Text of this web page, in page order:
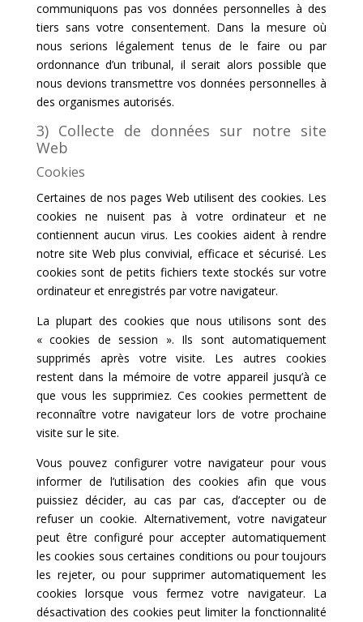
communiquons pas vos données personnelles à des
tiers sans votre consentement. Dans la mesure où
nous serions légalement tenus de le faire ou par
ordonnance d’un tribunal, il serait alors possible que
nous devions transmettre vos données personnelles à
des organismes autorisés.
3) Collecte de données sur notre site
Web
Cookies
Certaines de nos pages Web utilisent des cookies. Les
cookies ne nuisent pas à votre ordinateur et ne
contiennent aucun virus. Les cookies aident à rendre
notre site Web plus convivial, efficace et sécurisé. Les
cookies sont de petits fichiers texte stockés sur votre
ordinateur et enregistrés par votre navigateur.
La plupart des cookies que nous utilisons sont des
« cookies de session ». Ils sont automatiquement
supprimés après votre visite. Les autres cookies
restent dans la mémoire de votre appareil jusqu’à ce
que vous les supprimiez. Ces cookies permettent de
reconnaître votre navigateur lors de votre prochaine
visite sur le site.
Vous pouvez configurer votre navigateur pour vous
informer de l’utilisation des cookies afin que vous
puissiez décider, au cas par cas, d’accepter ou de
refuser un cookie. Alternativement, votre navigateur
peut être configuré pour accepter automatiquement
les cookies sous certaines conditions ou pour toujours
les rejeter, ou pour supprimer automatiquement les
cookies lorsque vous fermez votre navigateur. La
désactivation des cookies peut limiter la fonctionnalité